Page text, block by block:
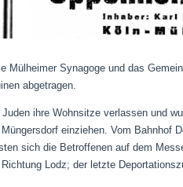
Mülheimer Synagoge und das
abgetragen.
ihre Wohnsitze verlassen und
einziehen. Vom Bahnhof
sich die Betroffenen auf dem
Lodz; der letzte